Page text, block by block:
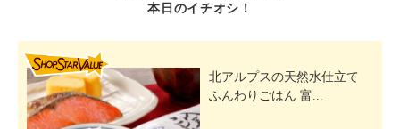
本日のイチオシ！
北アルプスの天然水仕立て
ふんわりごはん 富...